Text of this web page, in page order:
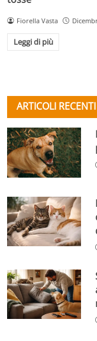
Fiorella Vasta
Leggi di più
ARTICOLI RECENTI